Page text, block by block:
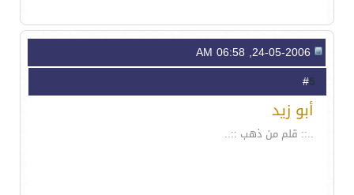
5
أبو زيد
..:: قلم من ذهب ::..